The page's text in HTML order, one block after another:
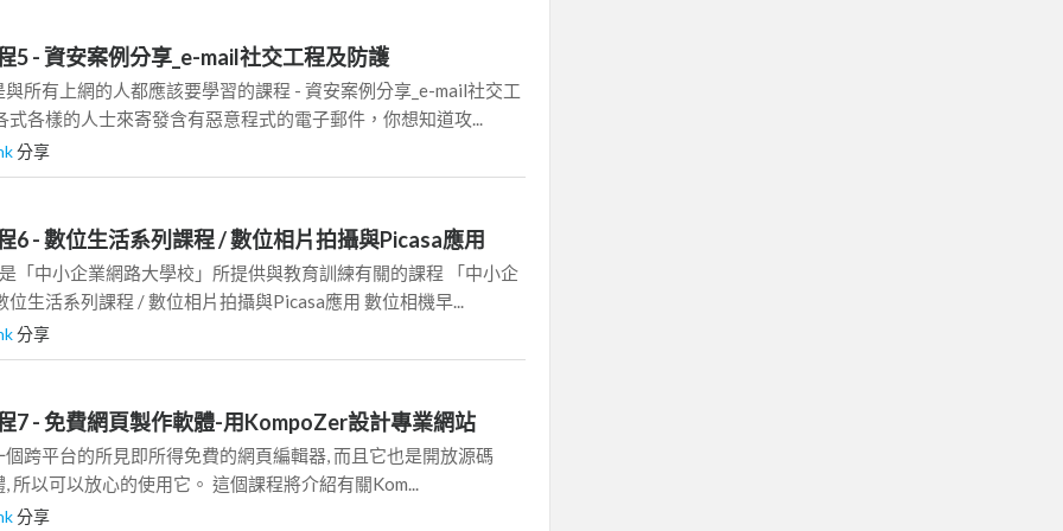
5 - 資安案例分享_e-mail社交工程及防護
所有上網的人都應該要學習的課程 - 資安案例分享_e-mail社交工
式各樣的人士來寄發含有惡意程式的電子郵件，你想知道攻...
分享
6 - 數位生活系列課程 / 數位相片拍攝與Picasa應用
「中小企業網路大學校」所提供與教育訓練有關的課程 「中小企
位生活系列課程 / 數位相片拍攝與Picasa應用 數位相機早...
分享
7 - 免費網頁製作軟體-用KompoZer設計專業網站
跨平台的所見即所得免費的網頁編輯器, 而且它也是開放源碼
所以可以放心的使用它。 這個課程將介紹有關Kom...
分享